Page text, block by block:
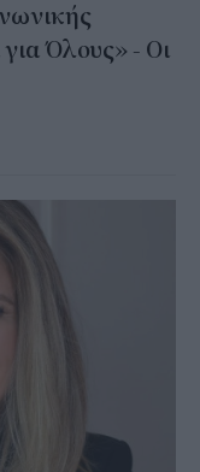
Όλους» - Οι